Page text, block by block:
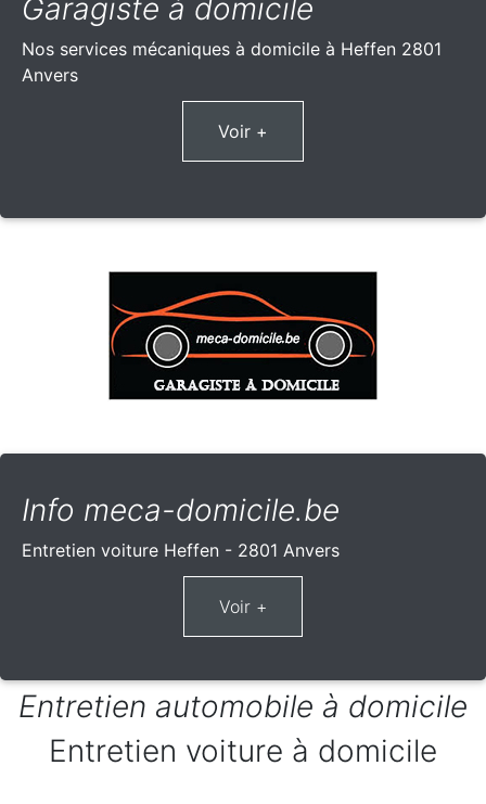
Garagiste à domicile
Nos services mécaniques à domicile à Heffen 2801
Anvers
Voir +
Info meca-domicile.be
Entretien voiture Heffen - 2801 Anvers
Entretien automobile à domicile
Entretien voiture à domicile